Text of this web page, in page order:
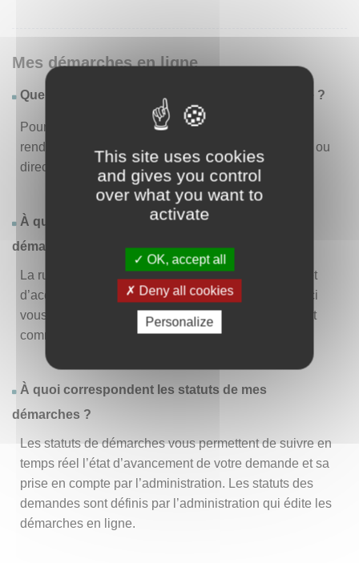
This site uses cookies
and gives you control
over what you want to
activate
OK, accept all
Deny all cookies
Personalize
Mes démarches en ligne
Quelles sont les démarches disponibles en ligne ?
Pour consulter la liste des démarches disponibles,
rendez-vous dans le menu « Liste des démarches » ou
directement en page d’accueil.
À quoi correspond la rubrique « Effectuer une
démarche » ?
La rubrique « Effectuer une démarche » vous permet
d’accéder à la liste des démarches disponibles. D’ici
vous pouvez choisir la démarche vous intéressant et
commencer à la remplir en un clic.
À quoi correspondent les statuts de mes
démarches ?
Les statuts de démarches vous permettent de suivre en
temps réel l’état d’avancement de votre demande et sa
prise en compte par l’administration. Les statuts des
demandes sont définis par l’administration qui édite les
démarches en ligne.